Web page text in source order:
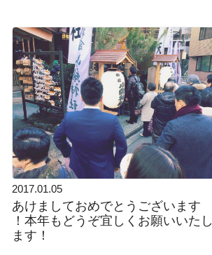
2017.01.05
あけましておめでとうございます
！本年もどうぞ宜しくお願いいたし
ます！